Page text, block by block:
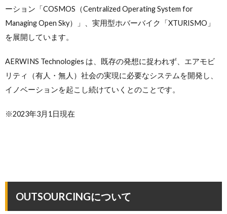
ーション「COSMOS（Centralized Operating System for
Managing Open Sky）」、実用型ホバーバイク「XTURISMO」
を展開しています。
AERWINS Technologies は、既存の発想に捉われず、エアモビ
リティ（有人・無人）社会の実現に必要なシステムを開発し、
イノベーションを起こし続けていくとのことです。
※2023年3月1日現在
OUTSOURCINGについて